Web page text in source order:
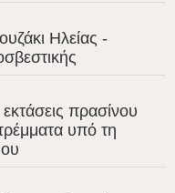
Ηλείας -
εκτάσεις πρασίνου
υπό τη